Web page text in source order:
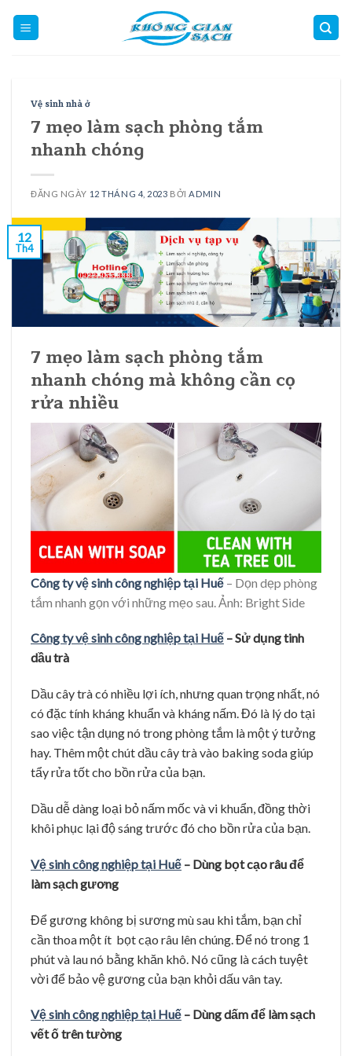
Vệ sinh nhà ở
7 mẹo làm sạch phòng tắm
nhanh chóng
ĐĂNG NGÀY 12 THÁNG 4, 2023 BỞI ADMIN
12
Th4
7 mẹo làm sạch phòng tắm
nhanh chóng mà không cần cọ
rửa nhiều
Công ty vệ sinh công nghiệp tại Huế – Dọn dẹp phòng
tắm nhanh gọn với những mẹo sau. Ảnh: Bright Side
Công ty vệ sinh công nghiệp tại Huế – Sử dụng tinh
dầu trà
Dầu cây trà có nhiều lợi ích, nhưng quan trọng nhất, nó
có đặc tính kháng khuẩn và kháng nấm. Đó là lý do tại
sao việc tận dụng nó trong phòng tắm là một ý tưởng
hay. Thêm một chút dầu cây trà vào baking soda giúp
tẩy rửa tốt cho bồn rửa của bạn.
Dầu dễ dàng loại bỏ nấm mốc và vi khuẩn, đồng thời
khôi phục lại độ sáng trước đó cho bồn rửa của bạn.
Vệ sinh công nghiệp tại Huế – Dùng bọt cạo râu để
làm sạch gương
Để gương không bị sương mù sau khi tắm, bạn chỉ
cần thoa một ít bọt cạo râu lên chúng. Để nó trong 1
phút và lau nó bằng khăn khô. Nó cũng là cách tuyệt
vời để bảo vệ gương của bạn khỏi dấu vân tay.
Vệ sinh công nghiệp tại Huế – Dùng dấm để làm sạch
vết ố trên tường